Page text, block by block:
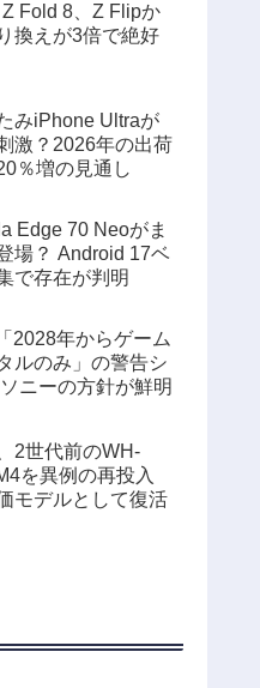
Fold 8、Z Flipか
換えが3倍で絶好
みiPhone Ultraが
激？2026年の出荷
％増の見通し
Edge 70 Neoがま
場？ Android 17ベ
で存在が判明
2028年からゲーム
ルのみ」の警告シ
ニーの方針が鮮明
2世代前のWH-
を異例の再投入
モデルとして復活